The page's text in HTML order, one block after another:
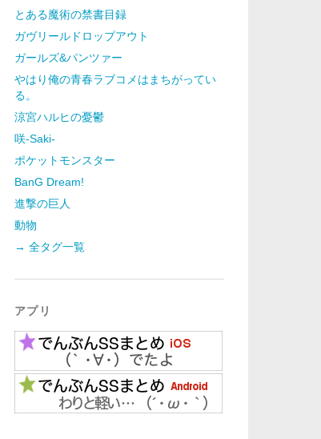
とある魔術の禁書目録
ガヴリールドロップアウト
ガールズ&パンツァー
やはり俺の青春ラブコメはまちがってい
る。
涼宮ハルヒの憂鬱
咲-Saki-
ポケットモンスター
BanG Dream!
進撃の巨人
動物
→ 全タグ一覧
アプリ